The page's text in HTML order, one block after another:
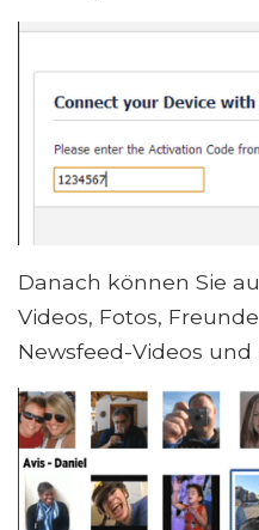
Danach können Sie
Videos, Fotos,
Newsfeed-Videos